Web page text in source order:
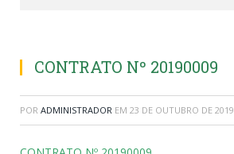
CONTRATO Nº 20190009
POR ADMINISTRADOR EM 23 DE OUTUBRO DE 2019